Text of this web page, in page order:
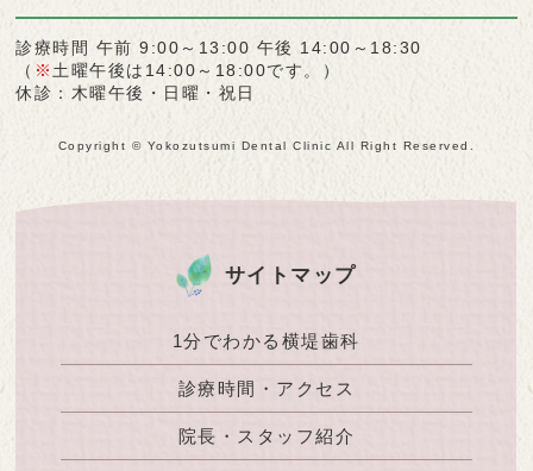
診療時間 午前 9:00～13:00 午後 14:00～18:30
（ ※ 土曜午後は14:00～18:00です。）
休診：木曜午後・日曜・祝日
Copyright © Yokozutsumi Dental Clinic All Right Reserved.
サイトマップ
1分でわかる横堤歯科
診療時間・アクセス
院長・スタッフ紹介